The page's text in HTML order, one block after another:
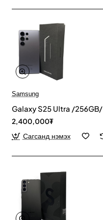
Samsung
Galaxy S25 Ultra /256GB/
2,400,000₮
Сагсанд нэмэх